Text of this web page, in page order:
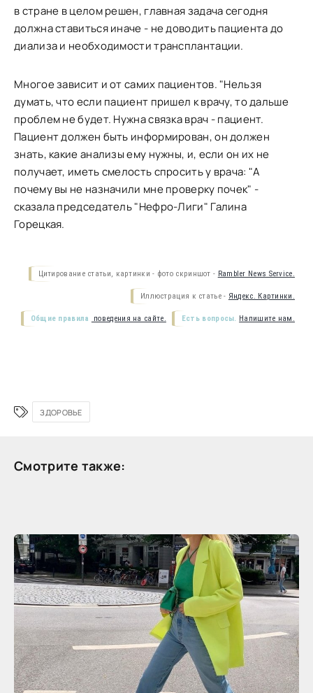
в стране в целом решен, главная задача сегодня
должна ставиться иначе - не доводить пациента до
диализа и необходимости трансплантации.
Многое зависит и от самих пациентов. "Нельзя
думать, что если пациент пришел к врачу, то дальше
проблем не будет. Нужна связка врач - пациент.
Пациент должен быть информирован, он должен
знать, какие анализы ему нужны, и, если он их не
получает, иметь смелость спросить у врача: "А
почему вы не назначили мне проверку почек" -
сказала председатель "Нефро-Лиги" Галина
Горецкая.
Цитирование статьи, картинки - фото скриншот - Rambler News Service.
Иллюстрация к статье - Яндекс. Картинки.
Есть вопросы. Напишите нам.
Общие правила поведения на сайте.
ЗДОРОВЬЕ
Смотрите также: